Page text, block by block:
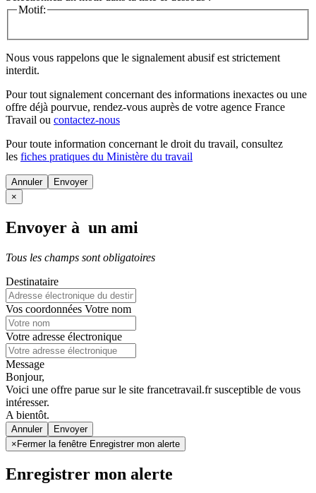
Motif:
Nous vous rappelons que le signalement abusif est strictement
interdit.
Pour tout signalement concernant des informations inexactes ou une
offre déjà pourvue, rendez-vous auprès de votre agence France
Travail ou contactez-nous
Pour toute information concernant le droit du travail, consultez
les fiches pratiques du Ministère du travail
Annuler
×
Envoyer à un ami
Tous les champs sont obligatoires
Destinataire
Vos coordonnées Votre nom
Votre adresse électronique
Message
Bonjour,
Voici une offre parue sur le site francetravail.fr susceptible de vous
intéresser.
A bientôt.
Annuler
×Fermer la fenêtre Enregistrer mon alerte
Enregistrer mon alerte